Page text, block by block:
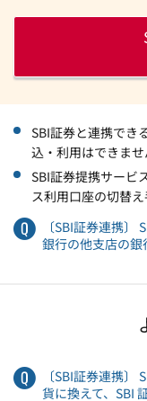
SBI証券と連携でき
込・利用はできませ
SBI証券提携サービ
ス利用口座の切替え
〔SBI証券連携〕
銀行の他支店の銀
〔SBI証券連携
貨に換えて、SBI